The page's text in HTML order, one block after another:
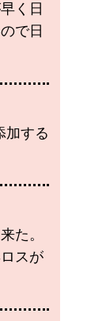
く日
で日
加する
た。
スが